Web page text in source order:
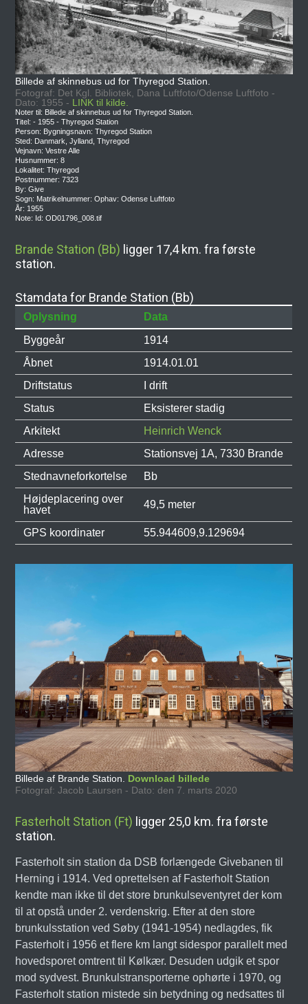
Billede af skinnebus ud for Thyregod Station.
Fotograf: Det Kgl. Bibliotek, Dana Luftfoto/Odense Luftfoto -
Dato: 1955 - LINK til kilde.
Noter til: Billede af skinnebus ud for Thyregod Station.
Titel: - 1955 - Thyregod Station
Person: Bygningsnavn: Thyregod Station
Sted: Danmark, Jylland, Thyregod
Vejnavn: Vestre Alle
Husnummer: 8
Lokalitet: Thyregod
Postnummer: 7323
By: Give
Sogn: Matrikelnummer: Ophav: Odense Luftfoto
År: 1955
Note: Id: OD01796_008.tif
Brande Station (Bb) ligger 17,4 km. fra første
station.
Stamdata for Brande Station (Bb)
Oplysning
Data
Byggeår
1914
Åbnet
1914.01.01
Driftstatus
I drift
Status
Eksisterer stadig
Arkitekt
Heinrich Wenck
Adresse
Stationsvej 1A, 7330 Brande
Stednavneforkortelse
Bb
Højdeplacering over
havet
49,5 meter
GPS koordinater 55.944609,9.129694
Billede af Brande Station. Download billede
Fotograf: Jacob Laursen - Dato: den 7. marts 2020
Fasterholt Station (Ft) ligger 25,0 km. fra første
station.
Fasterholt sin station da DSB forlængede Givebanen til
Herning i 1914. Ved oprettelsen af Fasterholt Station
kendte man ikke til det store brunkulseventyret der kom
til at opstå under 2. verdenskrig. Efter at den store
brunkulsstation ved Søby (1941-1954) nedlagdes, fik
Fasterholt i 1956 et flere km langt sidespor parallelt med
hovedsporet omtrent til Kølkær. Desuden udgik et spor
mod sydvest. Brunkulstransporterne ophørte i 1970, og
Fasterholt station mistede sin betydning og nedsattes til